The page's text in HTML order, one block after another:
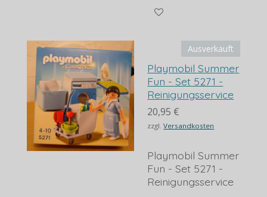
Ausverkauft
Playmobil Summer
Fun - Set 5271 -
Reinigungsservice
20,95 €
zzgl.Versandkosten
Playmobil Summer
Fun - Set 5271 -
Reinigungsservice